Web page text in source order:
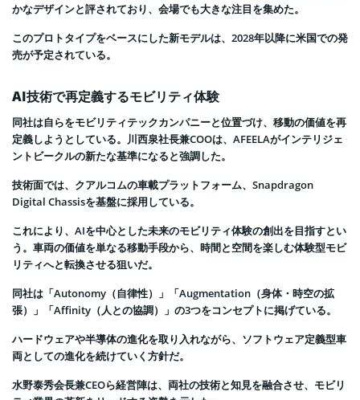
かなデザインと評されており、会場でも大きな注目を集めた。
このプロトタイプをベースにした新モデルは、2028年以降に米国での発
売が予定されている。
AI技術で再定義するモビリティ体験
同社は自らをモビリティテックカンパニーと位置づけ、移動の価値を再
定義しようとしている。川西泉社長兼COOは、AFEELAがインテリジェ
ントビークルの新たな基準になると強調した。
技術面では、クアルコムの車載プラットフォーム、Snapdragon
Digital Chassisを基盤に採用している。
これにより、AIを中心とした未来のモビリティ体験の創出を目指すとい
う。車両の価値を単なる移動手段から、時間と空間を楽しむ体験型モビ
リティへと転換させる狙いだ。
同社は「Autonomy（自律性）」「Augmentation（身体・時空の拡
張）」「Affinity（人との協調）」の3つをコンセプトに掲げている。
ハードウェアや半導体の進化を取り入れながら、ソフトウェア定義型車
両としての進化を続けていく方針だ。
水野泰秀会長兼CEOら経営陣は、両社の技術と知見を融合させ、モビリ